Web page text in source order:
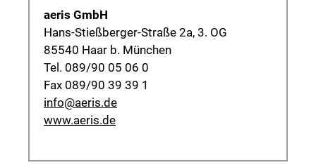
aeris GmbH
Hans-Stießberger-Straße 2a, 3. OG
85540 Haar b. München
Tel. 089/90 05 06 0
Fax 089/90 39 39 1
info@aeris.de
www.aeris.de